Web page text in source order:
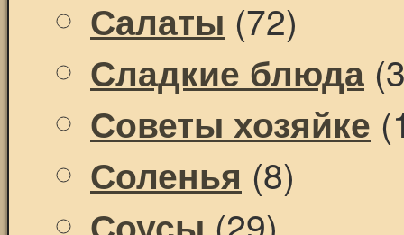
Салаты (72)
Сладкие блюда
Советы хозяйке
Соленья (8)
(29)